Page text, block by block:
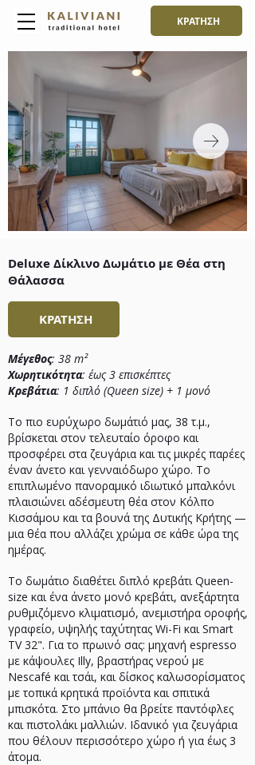
ΚΡΑΤΗΣΗ
Deluxe Δίκλινο Δωμάτιο με Θέα στη
Θάλασσα
ΚΡΑΤΗΣΗ
Μέγεθος: 38 m²
Χωρητικότητα: έως 3 επισκέπτες
Κρεβάτια: 1 διπλό (Queen size) + 1 μονό
Το πιο ευρύχωρο δωμάτιό μας, 38 τ.μ.,
βρίσκεται στον τελευταίο όροφο και
προσφέρει στα ζευγάρια και τις μικρές παρέες
έναν άνετο και γενναιόδωρο χώρο. Το
επιπλωμένο πανοραμικό ιδιωτικό μπαλκόνι
πλαισιώνει αδέσμευτη θέα στον Κόλπο
Κισσάμου και τα βουνά της Δυτικής Κρήτης —
μια θέα που αλλάζει χρώμα σε κάθε ώρα της
ημέρας.
Το δωμάτιο διαθέτει διπλό κρεβάτι Queen-
size και ένα άνετο μονό κρεβάτι, ανεξάρτητα
ρυθμιζόμενο κλιματισμό, ανεμιστήρα οροφής,
γραφείο, υψηλής ταχύτητας Wi-Fi και Smart
TV 32". Για το πρωινό σας: μηχανή espresso
με κάψουλες Illy, βραστήρας νερού με
Nescafé και τσάι, και δίσκος καλωσορίσματος
με τοπικά κρητικά προϊόντα και σπιτικά
μπισκότα. Στο μπάνιο θα βρείτε παντόφλες
και πιστολάκι μαλλιών. Ιδανικό για ζευγάρια
που θέλουν περισσότερο χώρο ή για έως 3
άτομα.